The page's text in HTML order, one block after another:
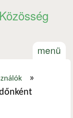
menü
»